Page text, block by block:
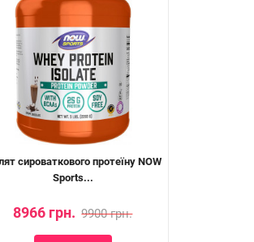
сироваткового протеїну NOW
Sports...
8966 грн. 9900 грн.